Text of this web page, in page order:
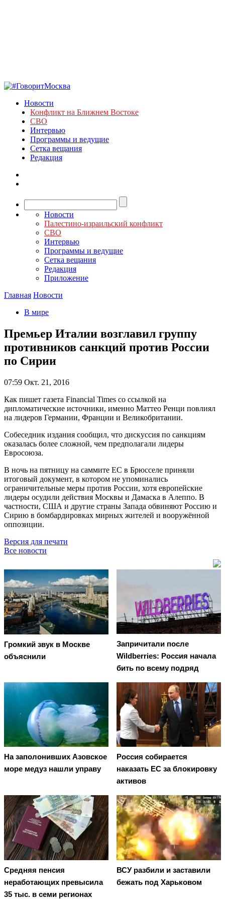
Новости
Конфликт на Ближнем Востоке
СВО
Интервью
Программы и ведущие
Сетка вещания
Редакция
Новости
Палестино-израильский конфликт
СВО
Интервью
Программы и ведущие
Сетка вещания
Редакция
Приложение
Главная Новости
В мире
Премьер Италии возглавил группу
противников санкций против России
по Сирии
07:59 Окт. 21, 2016
Как пишет газета Financial Times со ссылкой на
дипломатические источники, именно Маттео Ренци повлиял
на лидеров Германии, Франции и Великобритании.
Собеседник издания сообщил, что дискуссия по санкциям
оказалась более сложной, чем предполагали лидеры
Евросоюза.
В ночь на пятницу на саммите ЕС в Брюсселе приняли
итоговый документ, в котором не упоминались
ограничительные меры против России, хотя европейские
лидеры осудили действия Москвы и Дамаска в Алеппо. В
частности, США и другие страны Запада обвиняют Россию и
Сирию в бомбардировках мирных жителей и вооружённой
оппозиции.
Версия для печати
Все новости
Громкий звук в Москве
объяснили
Запричитали после
Wildberries: Россия начала
бить по всему подряд
На заполонивших Азовское
море медуз нашли управу
Россия собирается
наказать EC за блокировку
активов
Средняя пенсия
неработающих превысила
35 тыс. в семи регионах
ВСУ разбили и заставили
бежать под Харьковом